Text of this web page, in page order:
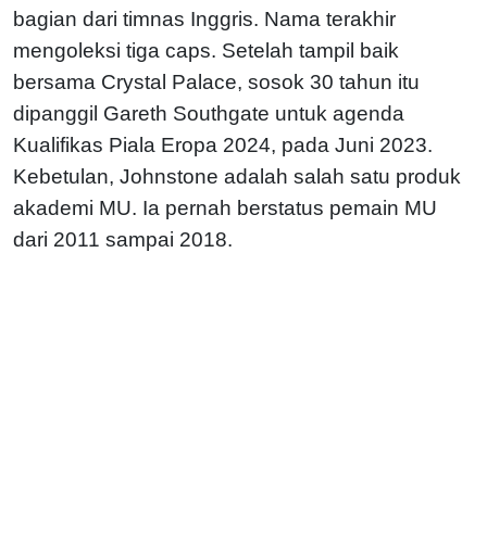
bagian dari timnas Inggris. Nama terakhir
mengoleksi tiga caps. Setelah tampil baik
bersama Crystal Palace, sosok 30 tahun itu
dipanggil Gareth Southgate untuk agenda
Kualifikas Piala Eropa 2024, pada Juni 2023.
Kebetulan, Johnstone adalah salah satu produk
akademi MU. Ia pernah berstatus pemain MU
dari 2011 sampai 2018.